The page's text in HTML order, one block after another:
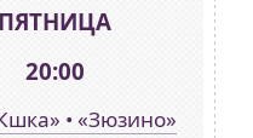
ПЯТНИЦА
20:00
• «Зюзино»